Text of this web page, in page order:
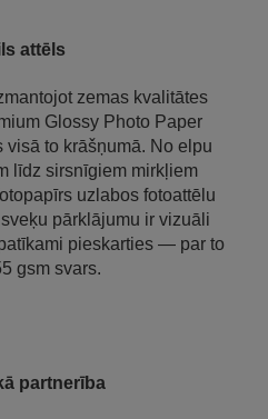
attēls
zemas kvalitātes
Glossy Photo Paper
visā to krāšņumā. No elpu
līdz sirsnīgiem mirkļiem
uzlabos fotoattēlu
pārklājumu ir vizuāli
pieskarties — par to
gsm svars.
partnerība